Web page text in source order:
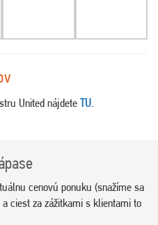
United nájdete TU.
cenovú ponuku (snažíme sa
ciest za zážitkami s klientami to